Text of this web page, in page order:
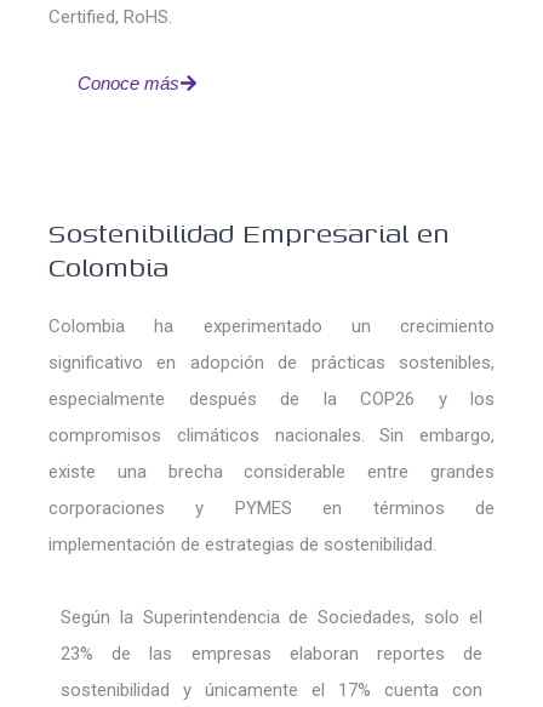
Certified, RoHS.
Conoce más
Sostenibilidad Empresarial en
Colombia
Colombia ha experimentado un crecimiento
significativo en adopción de prácticas sostenibles,
especialmente después de la COP26 y los
compromisos climáticos nacionales. Sin embargo,
existe una brecha considerable entre grandes
corporaciones y PYMES en términos de
implementación de estrategias de sostenibilidad.
Según la Superintendencia de Sociedades, solo el
23% de las empresas elaboran reportes de
sostenibilidad y únicamente el 17% cuenta con